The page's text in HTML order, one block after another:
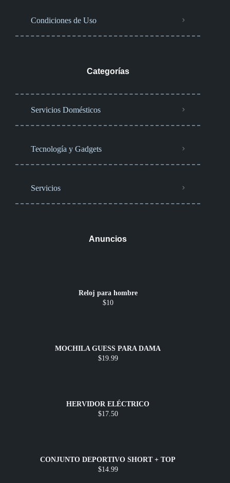
Condiciones de Uso
Categorías
Servicios Domésticos
Tecnología y Gadgets
Servicios
Anuncios
Reloj para hombre
$10
MOCHILA GUESS PARA DAMA
$19.99
HERVIDOR ELÉCTRICO
$17.50
CONJUNTO DEPORTIVO SHORT + TOP
$14.99